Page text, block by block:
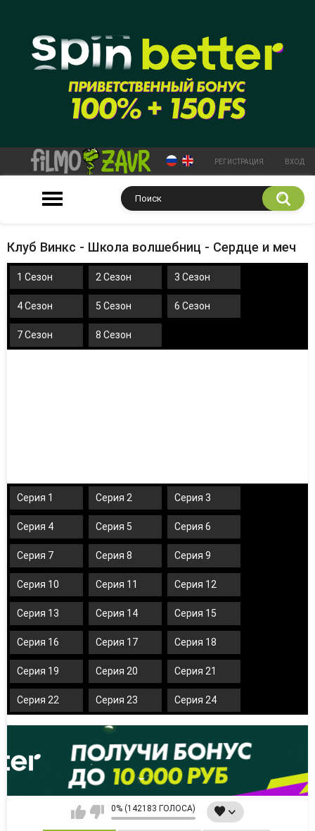
РЕГИСТРАЦИЯ ВХОД
Клуб Винкс - Школа волшебниц - Сердце и меч
1 Сезон 2 Сезон 3 Сезон
4 Сезон 5 Сезон 6 Сезон
7 Сезон 8 Сезон
Серия 1 Серия 2 Серия 3
Серия 4 Серия 5 Серия 6
Серия 7 Серия 8 Серия 9
Серия 10 Серия 11 Серия 12
Серия 13 Серия 14 Серия 15
Серия 16 Серия 17 Серия 18
Серия 19 Серия 20 Серия 21
Серия 22 Серия 23 Серия 24
0% (142183 ГОЛОСА)